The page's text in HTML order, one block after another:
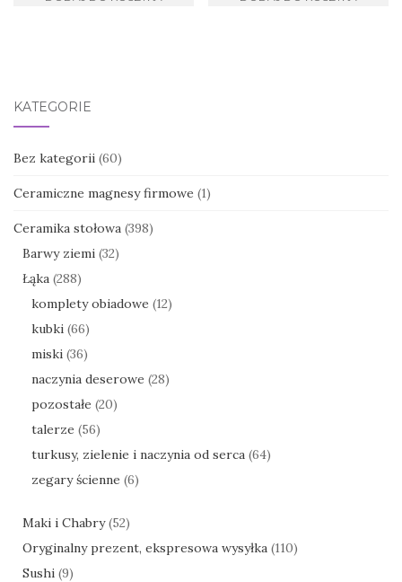
KATEGORIE
Bez kategorii (60)
Ceramiczne magnesy firmowe (1)
Ceramika stołowa (398)
Barwy ziemi (32)
Łąka (288)
komplety obiadowe (12)
kubki (66)
miski (36)
naczynia deserowe (28)
pozostałe (20)
talerze (56)
turkusy, zielenie i naczynia od serca (64)
zegary ścienne (6)
Maki i Chabry (52)
Oryginalny prezent, ekspresowa wysyłka (110)
Sushi (9)